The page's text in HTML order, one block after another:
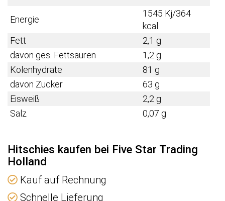
Energie
1545 Kj/364
kcal
Fett
2,1 g
davon ges. Fettsäuren
1,2 g
Kolenhydrate
81 g
davon Zucker
63 g
Eisweiß
2,2 g
Salz
0,07 g
Hitschies kaufen bei Five Star Trading
Holland
Kauf auf Rechnung
Schnelle Lieferung